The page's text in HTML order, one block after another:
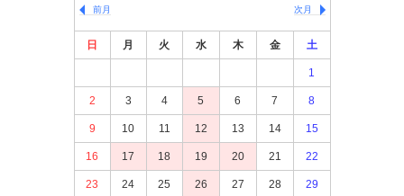
前月 次月
日 月 火 水 木 金 土
1
2 3 4 5 6 7 8
9 10 11 12 13 14 15
16 17 18 19 20 21 22
23 24 25 26 27 28 29